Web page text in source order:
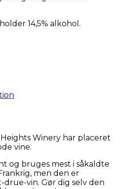
14,5% alkohol.
Winery har placeret
vine.
og bruges mest i såkaldte
men den er
vin. Gør dig selv den